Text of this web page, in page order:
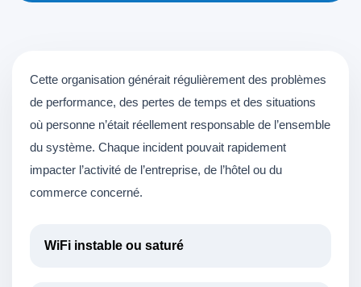
Cette organisation générait régulièrement des problèmes
de performance, des pertes de temps et des situations
où personne n’était réellement responsable de l’ensemble
du système. Chaque incident pouvait rapidement
impacter l’activité de l’entreprise, de l’hôtel ou du
commerce concerné.
WiFi instable ou saturé